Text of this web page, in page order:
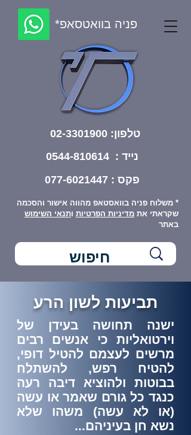
טלפון:02-3301900
נייד : 0544-810614
פקס :077-6021447
* משלוח פניה בוואסטאפ מהווה אישור והסכמה
שקראתי את מדיניות הפרטיות ותנאי השימוש
באתר
פניה בוואטסאפ*
תביעות לשון הרע
ישנה תחושה בעידן של
וירטואליות כי אנשים רבים
מרשים לעצמם להטיל דופי,
להטיח רפש, להשתלח
בבוטות ולהוציא דיבה רעה
כנגד כל גורם שאמר או עשה
(או לא עשה) משהו שלא
נשא חן בעיניהם...